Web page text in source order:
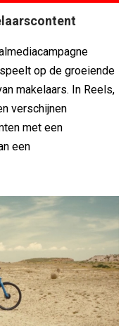
op de groeiende
makelaars. In Reels,
verschijnen
met een
een